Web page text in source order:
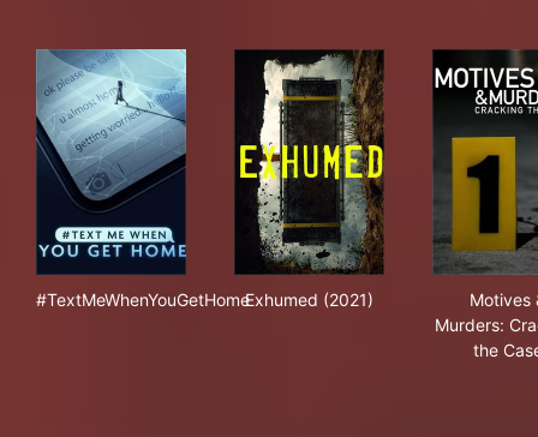
#TextMeWhenYouGetHomeExhumed (2021)
Motives
Murders:
the